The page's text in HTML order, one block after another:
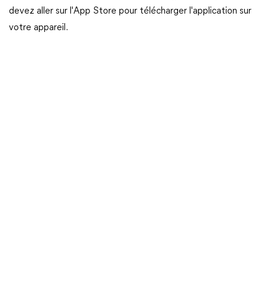
devez aller sur l'App Store pour télécharger l'application sur
votre appareil.